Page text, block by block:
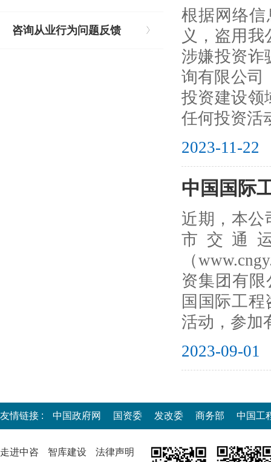
咨询从业行为问题反馈
根据网络
义，盗用
涉嫌投资诈
询有限公司
投资建设领
任何投资活
2023-11-22
中国国际
近期，本公
市交通
（
资集团有限
国国际工
活动，参加
2023-09-01